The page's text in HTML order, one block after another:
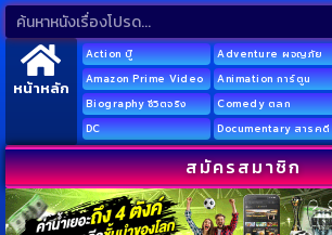
หน้าหลัก
Action บู๊ Adventure ผจญภัย
Amazon Prime Video
Animation การ์ตูน
Biography ชีวิตจริง
Comedy ตลก
DC
Documentary สารคดี
สมัครสมาชิก